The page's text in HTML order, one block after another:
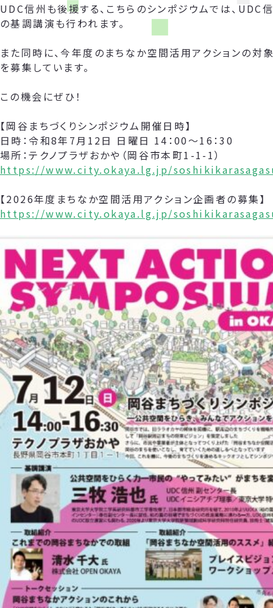
UDC信州も後援する、こちらのシンポジウムでは、
の基調講演も行われます。
また同時に、今年度のまちなか空間活用アクションの対
を募集しています。
この機会にぜひ！
【岡谷まちづくりシンポジウム開催日時】
日時：令和8年7月12日 日曜日 14：00～16：30
場所：テクノプラザおかや（岡谷市本町1-1-1）
https://www.city.okaya.lg.jp/
【2026年度まちなか空間活用アクション企画者の募集】
https://www.city.okaya.lg.jp/